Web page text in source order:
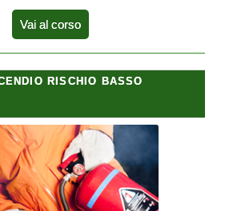
Vai al corso
RISCHIO BASSO